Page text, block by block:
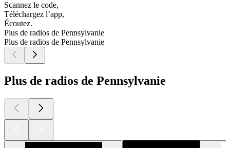
Scannez le code,
Téléchargez l’app,
Écoutez.
Plus de radios de Pennsylvanie
Plus de radios de Pennsylvanie
Plus de radios de Pennsylvanie